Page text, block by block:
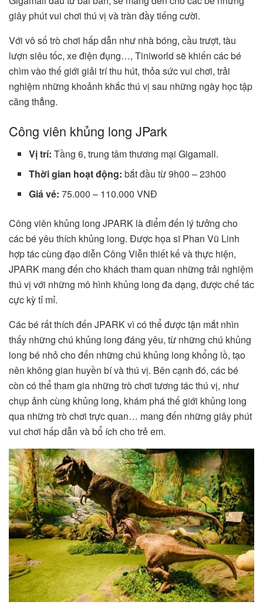
giây phút vui chơi thú vị và tràn đầy tiếng cười.
Với vô số trò chơi hấp dẫn như nhà bóng, cầu trượt, tàu
lượn siêu tốc, xe điện đụng…, Tiniworld sẽ khiến các bé
chìm vào thế giới giải trí thu hút, thỏa sức vui chơi, trải
nghiệm những khoảnh khắc thú vị sau những ngày học tập
căng thẳng.
Công viên khủng long JPark
Vị trí: Tầng 6, trung tâm thương mại Gigamall.
Thời gian hoạt động:bắt đầu từ 9h00 – 23h00
Giá vé: 75.000 – 110.000 VNĐ
Công viên khủng long JPARK là điểm đến lý tưởng cho
các bé yêu thích khủng long. Được họa sĩ Phan Vũ Linh
hợp tác cùng đạo diễn Công Viễn thiết kế và thực hiện,
JPARK mang đến cho khách tham quan những trải nghiệm
thú vị với những mô hình khủng long đa dạng, được chế tác
cực kỳ tỉ mỉ.
Các bé rất thích đến JPARK vì có thể được tận mắt nhìn
thấy những chú khủng long đáng yêu, từ những chú khủng
long bé nhỏ cho đến những chú khủng long khổng lồ, tạo
nên không gian huyền bí và thú vị. Bên cạnh đó, các bé
còn có thể tham gia những trò chơi tương tác thú vị, như
chụp ảnh cùng khủng long, khám phá thế giới khủng long
qua những trò chơi trực quan… mang đến những giây phút
vui chơi hấp dẫn và bổ ích cho trẻ em.